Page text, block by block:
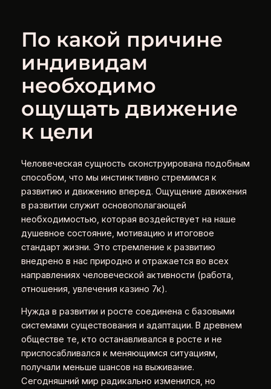
По какой причине
индивидам
необходимо
ощущать движение
к цели
Человеческая сущность сконструирована подобным
способом, что мы инстинктивно стремимся к
развитию и движению вперед. Ощущение движения
в развитии служит основополагающей
необходимостью, которая воздействует на наше
душевное состояние, мотивацию и итоговое
стандарт жизни. Это стремление к развитию
внедрено в нас природно и отражается во всех
направлениях человеческой активности (работа,
отношения, увлечения казино 7к).
Нужда в развитии и росте соединена с базовыми
системами существования и адаптации. В древнем
обществе те, кто останавливался в росте и не
приспосабливался к меняющимся ситуациям,
получали меньше шансов на выживание.
Сегодняшний мир радикально изменился, но